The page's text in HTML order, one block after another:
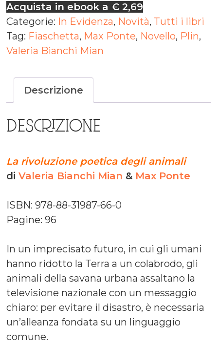
Acquista in ebook a € 2,69
Categorie: In Evidenza, Novità, Tutti i libri
Tag: Fiaschetta, Max Ponte, Novello, Plin,
Valeria Bianchi Mian
Descrizione
DESCRIZIONE
La rivoluzione poetica degli animali
diValeria Bianchi Mian & Max Ponte
ISBN: 978-88-31987-66-0
Pagine: 96
In un imprecisato futuro, in cui gli umani
hanno ridotto la Terra a un colabrodo, gli
animali della savana urbana assaltano la
televisione nazionale con un messaggio
chiaro: per evitare il disastro, è necessaria
un’alleanza fondata su un linguaggio
comune.